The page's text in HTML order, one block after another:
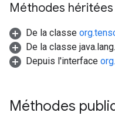
Méthodes héritées
De la classe
De la classe
Depuis l'interface
Méthodes